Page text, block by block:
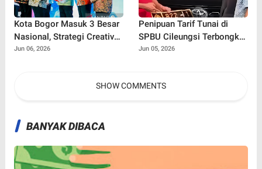
Kota Bogor Masuk 3 Besar
Nasional, Strategi Creative
Financing Pemkot Tuai
Jun 06, 2026
Penipuan Tarif Tunai di
SPBU Cileungsi Terbongkar,
Pelaku Gunakan Bukti
Jun 05, 2026
SHOW COMMENTS
BANYAK DIBACA